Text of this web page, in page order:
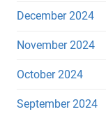
December 2024
November 2024
October 2024
September 2024